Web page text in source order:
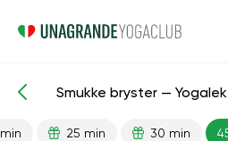
Færdiglavede lektioner Bryst
Smukke bryster —
25 min 30 min